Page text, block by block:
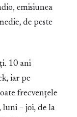
emisiunea
de peste
10 ani
iar pe
frecvențele
luni – joi, de la